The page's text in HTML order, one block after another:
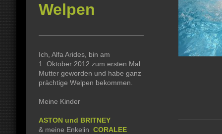
Welpen
Ich, Alfa Arides, bin am
1. Oktober 2012 zum ersten Mal
Mutter geworden und habe ganz
prächtige Welpen bekommen.
Meine Kinder
ASTON und BRITNEY
& meine Enkelin CORALEE